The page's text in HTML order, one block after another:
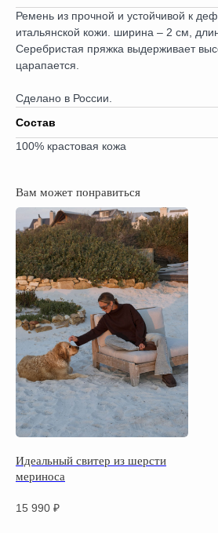
Ремень из прочной и устойчивой к
итальянской кожи. ширина – 2 см,
Серебристая пряжка выдерживает
царапается.
Сделано в России.
Состав
100% крастовая кожа
Вам может понравиться
Идеальный свитер из шерсти
мериноса
15 990 ₽